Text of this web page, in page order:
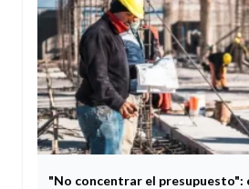
"No concentrar el presupuesto":